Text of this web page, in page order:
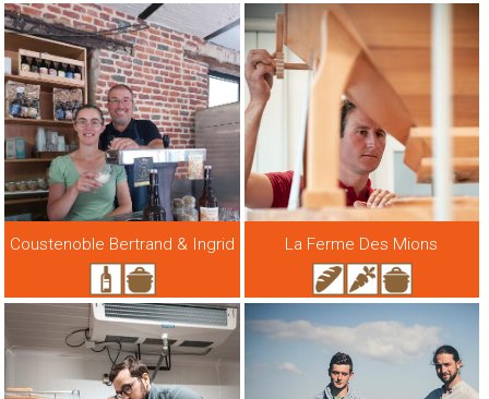
Coustenoble Bertrand & Ingrid La Ferme Des Mions